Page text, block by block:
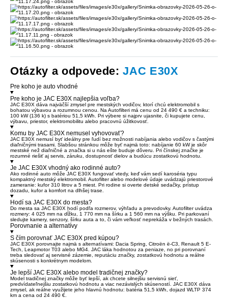
Otázky a odpovede:JAC E30X
Pre koho je auto vhodné
Pre koho je JAC E30X najlepšia voľba?
JAC E30X dáva najväčší zmysel pre mestských vodičov, ktorí chcú elektromobil s
bohatou výbavou a rozumnou cenou. Na Autofilteri má cenu od 24 490 € a techniku:
100 kW (136 k) s batériou 51,5 kWh. Pri výbere si najprv ujasnite, či kupujete cenu,
výbavu, priestor, elektromobilitu alebo pracovnú úžitkovosť.
Komu by JAC E30X nemusel vyhovovať?
JAC E30X nemusí byť ideálny pre ľudí bez možnosti nabíjania alebo vodičov s častými
diaľničnými trasami. Slabšou stránkou môže byť najmä toto: nabíjanie 60 kW je skôr
mestské než diaľničné a značka si u nás ešte buduje dôveru. Pri čínskej značke je
rozumné riešiť aj servis, záruku, dostupnosť dielov a budúcu zostatkovú hodnotu.
Je JAC E30X vhodný ako rodinné auto?
Ako rodinné auto môže JAC E30X fungovať vtedy, keď vám sedí karoséria typu
kompaktný mestský elektromobil. Autofilter alebo modelové údaje uvádzajú priestorové
zameranie: kufor 310 litrov a 5 miest. Pri rodine si overte detské sedačky, prístup
dozadu, kufor a komfort na dlhšej trase.
Hodí sa JAC E30X do mesta?
Do mesta sa JAC E30X hodí podľa rozmerov, výhľadu a prevodovky. Autofilter uvádza
rozmery: 4 025 mm na dĺžku, 1 770 mm na šírku a 1 560 mm na výšku. Pri parkovaní
sledujte kamery, senzory, šírku auta a to, či vám veľkosť neprekáža v bežných trasách.
Porovnanie a alternatívy
S čím porovnať JAC E30X pred kúpou?
JAC E30X porovnajte najmä s alternatívami: Dacia Spring, Citroën ë-C3, Renault 5 E-
Tech, Leapmotor T03 alebo MG4. JAC láka hodnotou za peniaze, no pri porovnaní
treba sledovať aj servisné zázemie, reputáciu značky, zostatkovú hodnotu a reálne
skúsenosti s konkrétnym modelom.
Je lepší JAC E30X alebo model tradičnej značky?
Model tradičnej značky môže byť lepší, ak chcete silnejšiu servisnú sieť,
predvídateľnejšiu zostatkovú hodnotu a viac nezávislých skúseností. JAC E30X dáva
zmysel, ak reálne využijete jeho hlavnú hodnotu: batéria 51,5 kWh, dojazd WLTP 374
km a cena od 24 490 €.